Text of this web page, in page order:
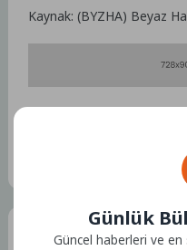
Kaynak: (BYZHA) Beyaz
Bu yazıya ait
Günlük
Güncel haberleri ve en